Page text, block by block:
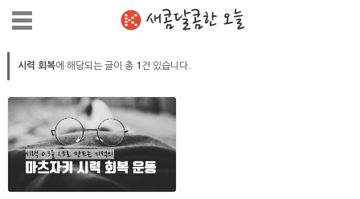
새콤달콤한 오늘
시력 회복에 해당되는 글이 총 1 건 있습니다.